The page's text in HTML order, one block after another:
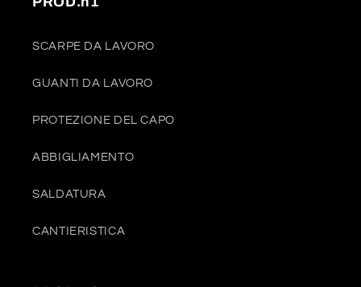
SCARPE DA LAVORO
GUANTI DA LAVORO
PROTEZIONE DEL CAPO
ABBIGLIAMENTO
SALDATURA
CANTIERISTICA